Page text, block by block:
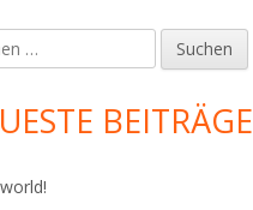
BEITRÄGE